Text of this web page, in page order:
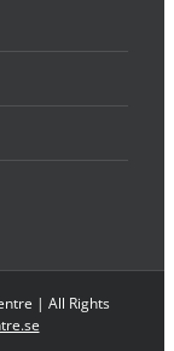
| All Rights